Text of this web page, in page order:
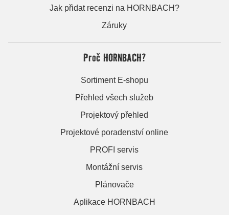
Jak přidat recenzi na HORNBACH?
Záruky
Proč HORNBACH?
Sortiment E-shopu
Přehled všech služeb
Projektový přehled
Projektové poradenství online
PROFI servis
Montážní servis
Plánovače
Aplikace HORNBACH